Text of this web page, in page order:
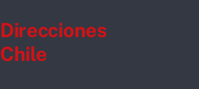
Direcciones
Chile